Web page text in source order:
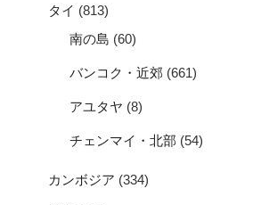
タイ (813)
南の島 (60)
バンコク・近郊 (661)
アユタヤ (8)
チェンマイ・北部 (54)
カンボジア (334)